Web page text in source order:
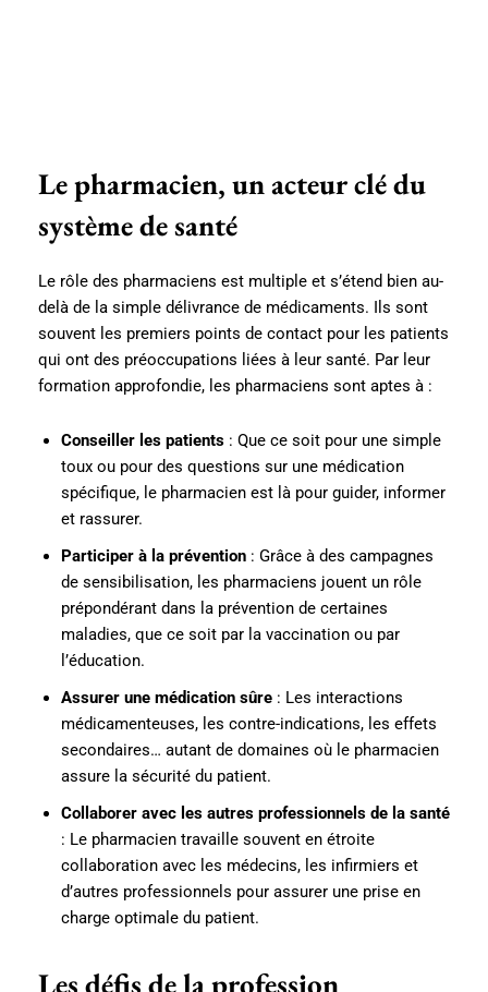
Le pharmacien, un acteur clé du
système de santé
Le rôle des pharmaciens est multiple et s’étend bien au-
delà de la simple délivrance de médicaments. Ils sont
souvent les premiers points de contact pour les patients
qui ont des préoccupations liées à leur santé. Par leur
formation approfondie, les pharmaciens sont aptes à :
Conseiller les patients : Que ce soit pour une simple
toux ou pour des questions sur une médication
spécifique, le pharmacien est là pour guider, informer
et rassurer.
Participer à la prévention : Grâce à des campagnes
de sensibilisation, les pharmaciens jouent un rôle
prépondérant dans la prévention de certaines
maladies, que ce soit par la vaccination ou par
l’éducation.
Assurer une médication sûre : Les interactions
médicamenteuses, les contre-indications, les effets
secondaires… autant de domaines où le pharmacien
assure la sécurité du patient.
Collaborer avec les autres professionnels de la santé
: Le pharmacien travaille souvent en étroite
collaboration avec les médecins, les infirmiers et
d’autres professionnels pour assurer une prise en
charge optimale du patient.
Les défis de la profession